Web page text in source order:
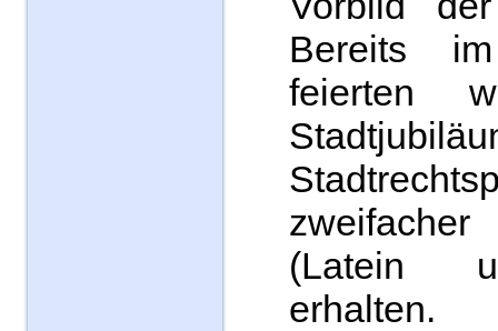
Bereits
feierten
(Latein
erhalten.